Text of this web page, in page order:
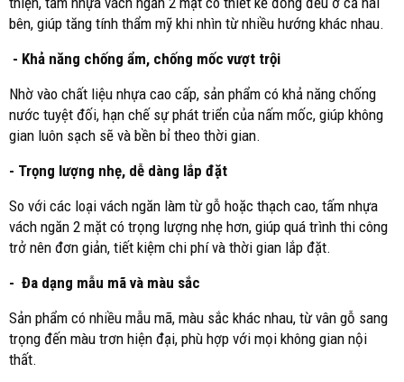
bên, giúp tăng tính thẩm mỹ khi nhìn từ nhiều hướng khác nhau.
- Khả năng chống ẩm, chống mốc vượt trội
Nhờ vào chất liệu nhựa cao cấp, sản phẩm có khả năng chống
nước tuyệt đối, hạn chế sự phát triển của nấm mốc, giúp không
gian luôn sạch sẽ và bền bỉ theo thời gian.
- Trọng lượng nhẹ, dễ dàng lắp đặt
So với các loại vách ngăn làm từ gỗ hoặc thạch cao, tấm nhựa
vách ngăn 2 mặt có trọng lượng nhẹ hơn, giúp quá trình thi công
trở nên đơn giản, tiết kiệm chi phí và thời gian lắp đặt.
- Đa dạng mẫu mã và màu sắc
Sản phẩm có nhiều mẫu mã, màu sắc khác nhau, từ vân gỗ sang
trọng đến màu trơn hiện đại, phù hợp với mọi không gian nội
thất.